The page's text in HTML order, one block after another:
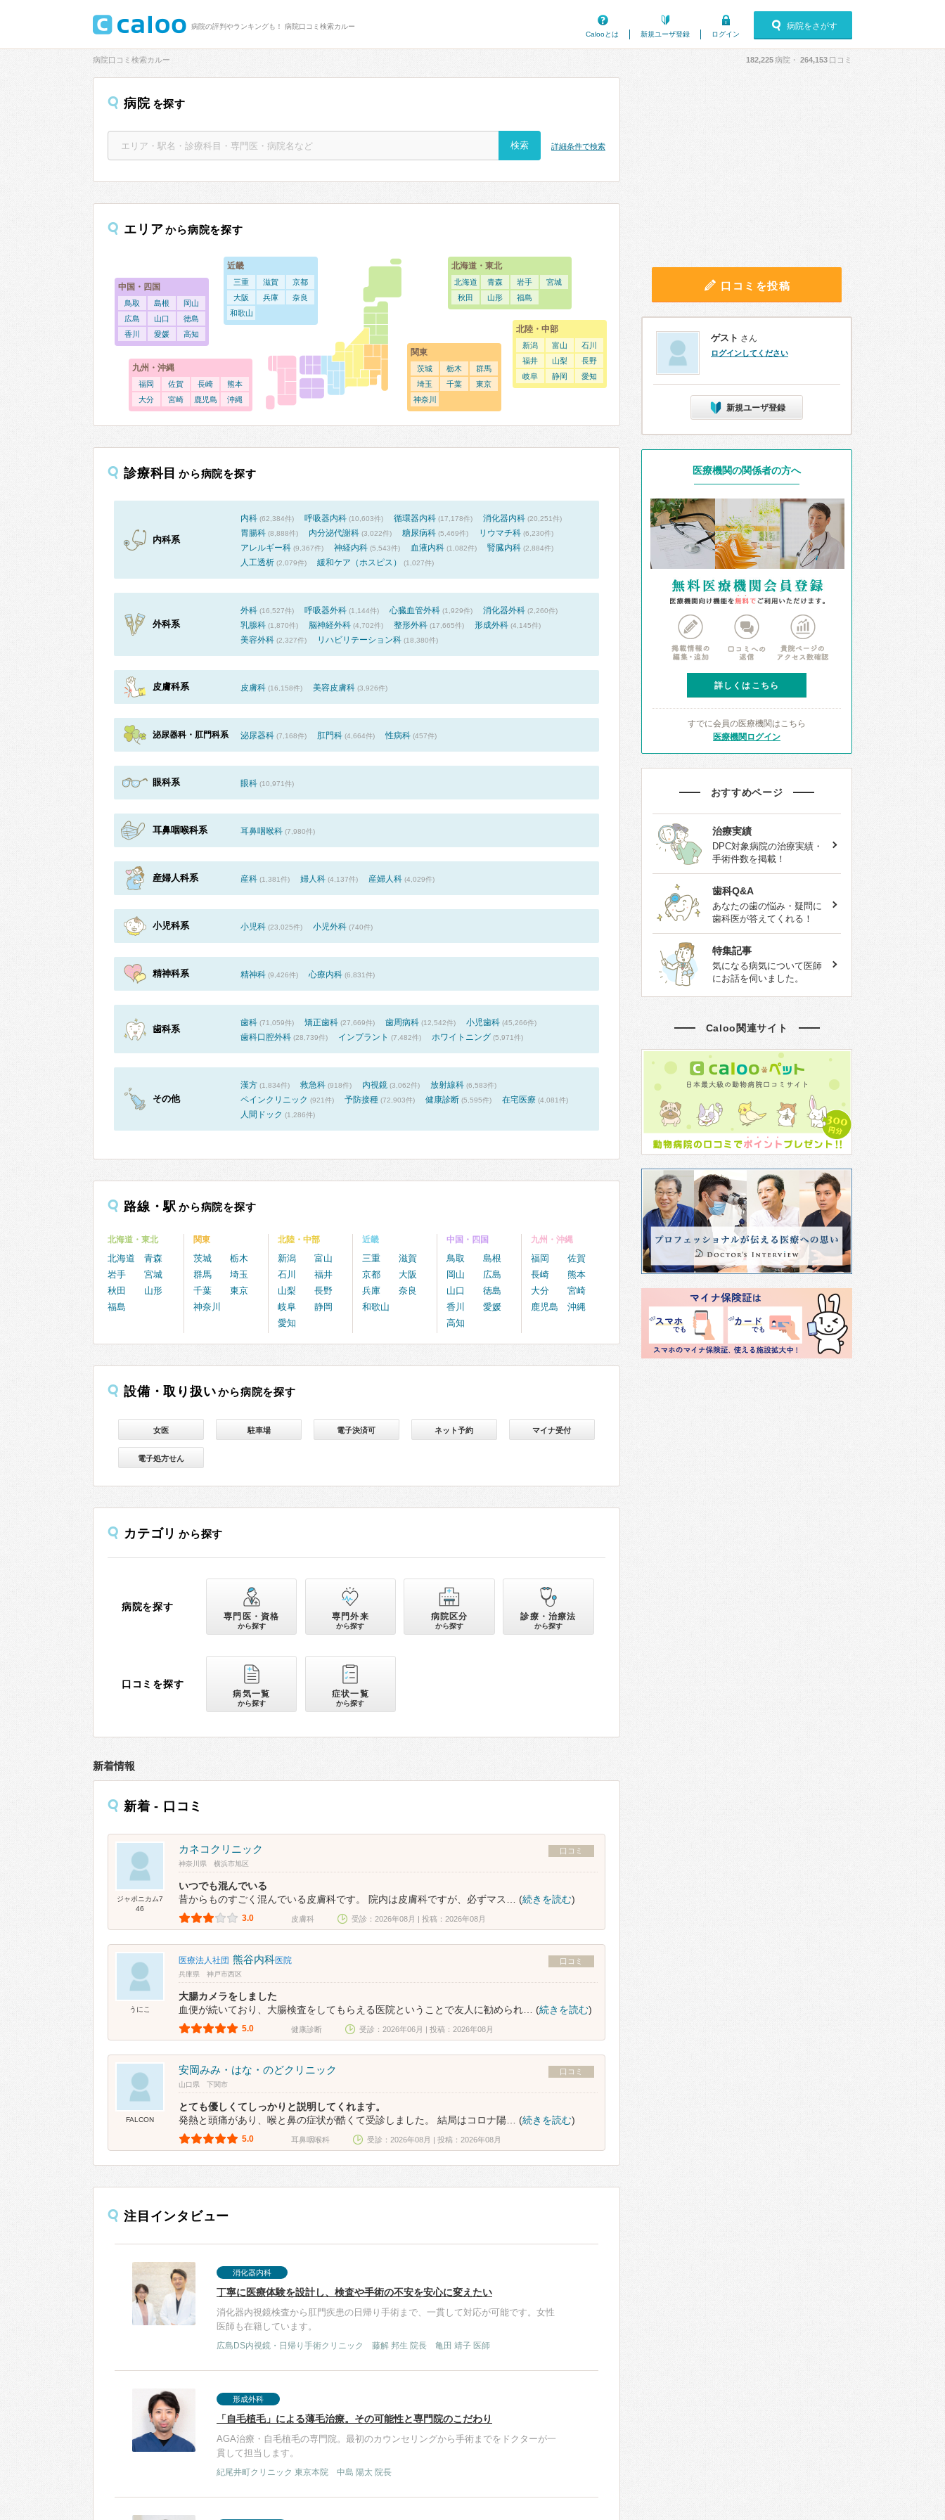
病院の評判やランキングも！ 病院口コミ検索カルー
Calooとは
新規ユーザ登録 ログイン
病院をさがす
病院口コミ検索カルー 182,225病院・ 264,153 口コミ
病院 を探す
詳細条件で検索
エリアから病院を探す
北海道・東北
北海道 青森 岩手
宮城
秋田
山形 福島
関東
茨城 栃木
群馬
埼玉
千葉
東京
神奈川
北陸・中部
新潟 富山
石川
福井
山梨
長野
岐阜
静岡 愛知
近畿
三重 滋賀
京都
大阪
兵庫
奈良
和歌山
中国・四国
鳥取 島根
岡山
広島
山口
徳島
香川
愛媛 高知
九州・沖縄
福岡 佐賀 長崎
熊本
大分
宮崎 鹿児島 沖縄
診療科目 から病院を探す
内科系
内科 (62,384件) 呼吸器内科 (10,603件) 循環器内科 (17,178件) 消化器内科 (20,251件)
胃腸科 (8,888件) 内分泌代謝科 (3,022件) 糖尿病科 (5,469件) リウマチ科 (6,230件)
アレルギー科 (9,367件) 神経内科 (5,543件) 血液内科 (1,082件) 腎臓内科 (2,884件)
人工透析 (2,079件) 緩和ケア（ホスピス） (1,027件)
外科系
外科 (16,527件) 呼吸器外科 (1,144件) 心臓血管外科 (1,929件) 消化器外科 (2,260件)
乳腺科 (1,870件) 脳神経外科 (4,702件) 整形外科 (17,665件) 形成外科 (4,145件)
美容外科 (2,327件) リハビリテーション科 (18,380件)
皮膚科系 皮膚科 (16,158件) 美容皮膚科 (3,926件)
泌尿器科・肛門科系 泌尿器科 (7,168件) 肛門科 (4,664件) 性病科 (457件)
眼科系 眼科 (10,971件)
耳鼻咽喉科系 耳鼻咽喉科 (7,980件)
産婦人科系 産科 (1,381件) 婦人科 (4,137件) 産婦人科 (4,029件)
小児科系 小児科 (23,025件) 小児外科 (740件)
精神科系 精神科 (9,426件) 心療内科 (6,831件)
歯科系
歯科 (71,059件) 矯正歯科 (27,669件) 歯周病科 (12,542件) 小児歯科 (45,266件)
歯科口腔外科 (28,739件) インプラント (7,482件) ホワイトニング (5,971件)
その他
漢方 (1,834件) 救急科 (918件) 内視鏡 (3,062件) 放射線科 (6,583件)
ペインクリニック (921件) 予防接種 (72,903件) 健康診断 (5,595件) 在宅医療 (4,081件)
人間ドック (1,286件)
路線・駅 から病院を探す
北海道・東北
北海道
青森
岩手
宮城
秋田
山形
福島
関東
茨城
栃木
群馬
埼玉
千葉
東京
神奈川
北陸・中部
新潟
富山
石川
福井
山梨
長野
岐阜
静岡
愛知
近畿
三重
滋賀
京都
大阪
兵庫
奈良
和歌山
中国・四国
鳥取
島根
岡山
広島
山口
徳島
香川
愛媛
高知
九州・沖縄
福岡
佐賀
長崎
熊本
大分
宮崎
鹿児島
沖縄
設備・取り扱いから病院を探す
女医 駐車場 電子決済可 ネット予約 マイナ受付
電子処方せん
カテゴリ から探す
病院を探す
専門医・資格
から探す
専門外来
から探す
病院区分
から探す
診療・治療法
から探す
口コミを探す
病気一覧
から探す
症状一覧
から探す
新着情報
新着 - 口コミ
ジャポニカム7
46
口コミ
カネコクリニック
神奈川県 横浜市旭区
いつでも混んでいる
昔からものすごく混んでいる皮膚科です。 院内は皮膚科ですが、必ずマス… (続きを読む)
3.0 皮膚科 受診：2026年08月 | 投稿：2026年08月
うにこ
口コミ
医療法人社団 熊谷内科医院
兵庫県 神戸市西区
大腸カメラをしました
血便が続いており、大腸検査をしてもらえる医院ということで友人に勧められ… (続きを読む)
5.0 健康診断 受診：2026年06月 | 投稿：2026年08月
FALCON
口コミ
安岡みみ・はな・のどクリニック
山口県 下関市
とても優しくてしっかりと説明してくれます。
発熱と頭痛があり、喉と鼻の症状が酷くて受診しました。 結局はコロナ陽… (続きを読む)
5.0 耳鼻咽喉科 受診：2026年08月 | 投稿：2026年08月
注目インタビュー
消化器内科
丁寧に医療体験を設計し、検査や手術の不安を安心に変えたい
消化器内視鏡検査から肛門疾患の日帰り手術まで、一貫して対応が可能です。女性
医師も在籍しています。
広島DS内視鏡・日帰り手術クリニック 藤解 邦生 院長 亀田 靖子 医師
形成外科
「自毛植毛」による薄毛治療。その可能性と専門院のこだわり
AGA治療・自毛植毛の専門院。最初のカウンセリングから手術までをドクターが一
貫して担当します。
紀尾井町クリニック 東京本院 中島 陽太 院長
口コミを投稿
ゲスト さん
ログインしてください
新規ユーザ登録
医療機関の関係者の方へ
詳しくはこちら
すでに会員の医療機関はこちら
医療機関ログイン
おすすめページ
治療実績
DPC対象病院の治療実績・
手術件数を掲載！
歯科Q&A
あなたの歯の悩み・疑問に
歯科医が答えてくれる！
特集記事
気になる病気について医師
にお話を伺いました。
Caloo関連サイト